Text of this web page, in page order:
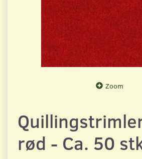
Zoom
rød - Ca. 50